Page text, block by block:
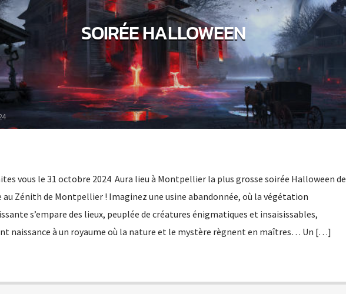
SOIRÉE HALLOWEEN
vous le 31 octobre 2024 Aura lieu à Montpellier la plus grosse soirée Halloween de
au Zénith de Montpellier ! Imaginez une usine abandonnée, où la végétation
s’empare des lieux, peuplée de créatures énigmatiques et insaisissables,
naissance à un royaume où la nature et le mystère règnent en maîtres… Un […]